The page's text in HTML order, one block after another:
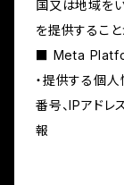
国又は地域を
を提供すること
■ Meta
・提供する個
番号、IPアド
報